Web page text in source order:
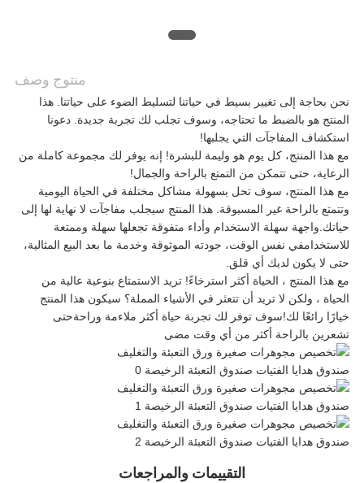
خريطة
الموقع
سياسة
الخصوصية
منتوج وصف
نحن بحاجة إلى تغيير بسيط في حياتنا لتسليط الضوء على حياتنا. هذا
المنتج هو بالضبط ما تحتاجه، وسوف تجلب لك تجربة جديدة. دعونا
استكشاف المفاجآت التي يجلبها!
مع هذا المنتج، كل يوم هو وليمة للبشرة! إنه يوفر لك مجموعة كاملة من
الرعاية، حتى تتمكن من التمتع بالراحة والجمال!
مع هذا المنتج، سوف تحل بسهولة مشاكل مختلفة في الحياة اليومية
وتتمتع بالراحة غير المسبوقة. هذا المنتج سيجلب مفاجآت لا نهاية لها إلى
حياتك.واجهة سهلة الاستخدام وأداء متفوقة تجعلها سهلة وممتعة
للاستخدامفي نفس الوقت، جودته الموثوقة وخدمة ما بعد البيع المثالية،
حتى لا يكون لديك أي قلق.
مع هذا المنتج ، الحياة أكثر استرخاءً! تريد الاستمتاع بنوعية عالية من
الحياة ، ولكن لا تريد أن تتعثر في الأشياء المملة؟ سيكون هذا المنتج
خيارًا رائعًا لك!سوف توفر لك تجربة حياة أكثر ملاءمة وراحةحتى
تشعرين بالراحة أكثر من أي وقت مضى
التقييمات والمراجعات